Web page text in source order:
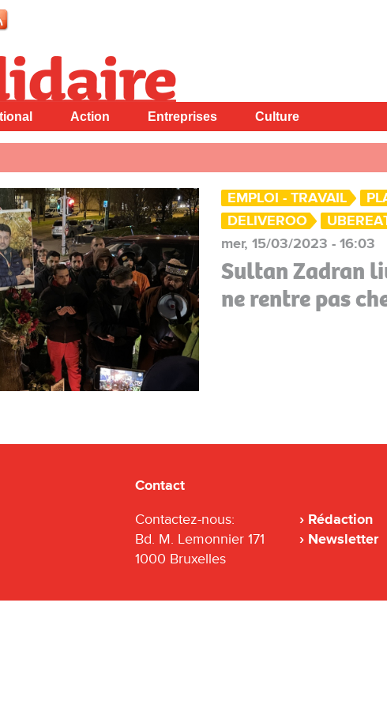
Action Entreprises Culture
EMPLOI - TRAVAIL
DELIVEROO
mer, 15/03/2023 - 16:03
Sultan Zadran
ne rentre pas
Contact
Contactez-nous:
Bd. M. Lemonnier 171
1000 Bruxelles
Rédaction
Newsletter